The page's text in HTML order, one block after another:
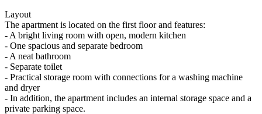
Layout
The apartment is located on the first floor and features:
- A bright living room with open, modern kitchen
- One spacious and separate bedroom
- A neat bathroom
- Separate toilet
- Practical storage room with connections for a washing machine
and dryer
- In addition, the apartment includes an internal storage space and a
private parking space.